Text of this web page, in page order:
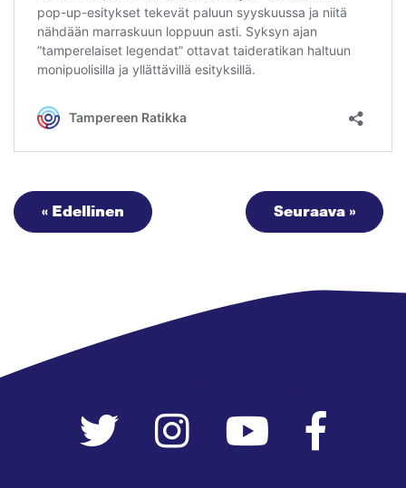
Seuraava »
« Edellinen